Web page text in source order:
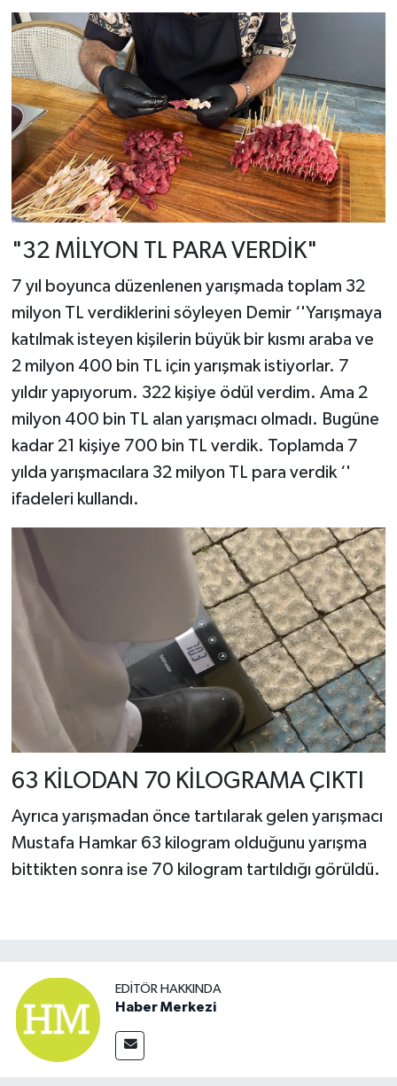
"32 MİLYON TL PARA VERDİK"
7 yıl boyunca düzenlenen yarışmada toplam 32
milyon TL verdiklerini söyleyen Demir ‘'Yarışmaya
katılmak isteyen kişilerin büyük bir kısmı araba ve
2 milyon 400 bin TL için yarışmak istiyorlar. 7
yıldır yapıyorum. 322 kişiye ödül verdim. Ama 2
milyon 400 bin TL alan yarışmacı olmadı. Bugüne
kadar 21 kişiye 700 bin TL verdik. Toplamda 7
yılda yarışmacılara 32 milyon TL para verdik ‘'
ifadeleri kullandı.
63 KİLODAN 70 KİLOGRAMA ÇIKTI
Ayrıca yarışmadan önce tartılarak gelen yarışmacı
Mustafa Hamkar 63 kilogram olduğunu yarışma
bittikten sonra ise 70 kilogram tartıldığı görüldü.
EDITÖR HAKKINDA
Haber Merkezi